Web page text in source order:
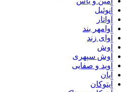
آنوئیل
آواتار
آوامهر بند
آوای زند
آوش
آوش سپهری
آوید و صفایی
آیان
آیتوکان